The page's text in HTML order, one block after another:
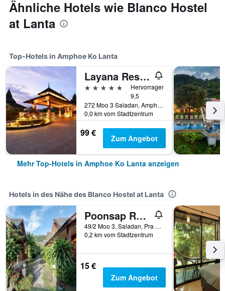
Ähnliche Hotels wie Blanco Hostel
at Lanta
Top-Hotels in Amphoe Ko Lanta
Layana Resort and Spa
5 Sterne
Hervorragend
9,5
272 Moo 3 Saladan, Amphoe Ko Lanta, Thailand
0,0 km vom Stadtzentrum
99 € Zum Angebot
Mehr Top-Hotels in Amphoe Ko Lanta anzeigen
Hotels in des Nähe des Blanco Hostel at Lanta
Poonsap Resort
49/2 Moo 3, Saladan, Pra Ae Beach, Amphoe Ko Lanta, Thailand
0,2 km vom Stadtzentrum
15 €
Zum Angebot